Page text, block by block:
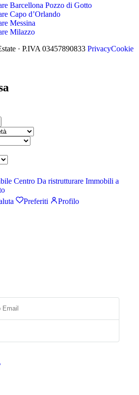
Barcellona Pozzo di Gotto
Capo d’Orlando
Messina
Milazzo
· P.IVA 03457890833 PrivacyCookie
Centro Da ristrutturare Immobili a
Preferiti
Profilo